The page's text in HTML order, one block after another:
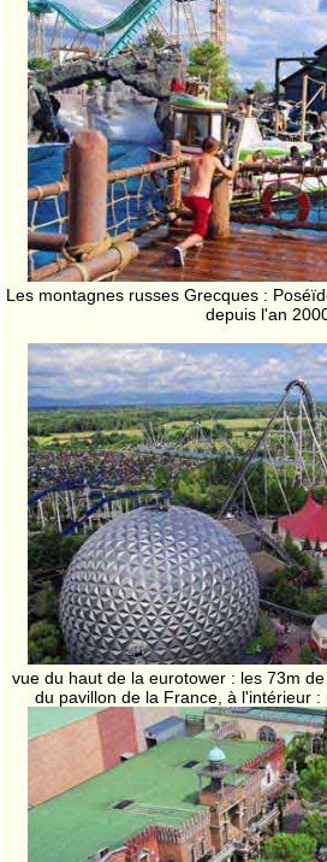
Les montagnes russes Grecques :
depuis l'an
vue du haut de la eurotower : les 73m
du pavillon de la France, à l'intérieur :